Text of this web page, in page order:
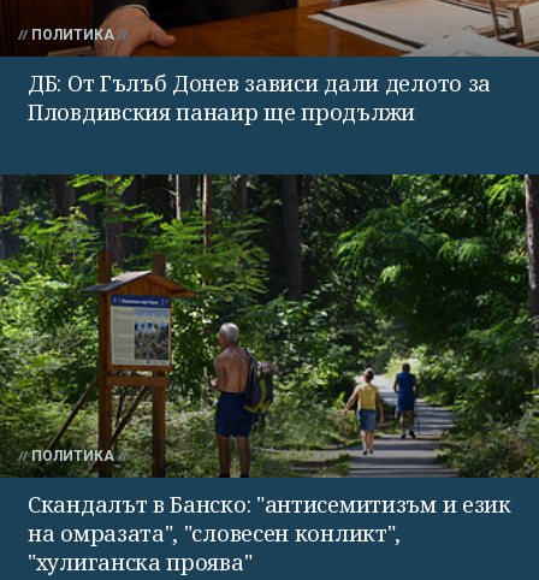
ПОЛИТИКА
ДБ: От Гълъб Донев зависи дали делото за
Пловдивския панаир ще продължи
ПОЛИТИКА
Скандалът в Банско: "антисемитизъм и език
на омразата", "словесен конликт",
"хулиганска проява"